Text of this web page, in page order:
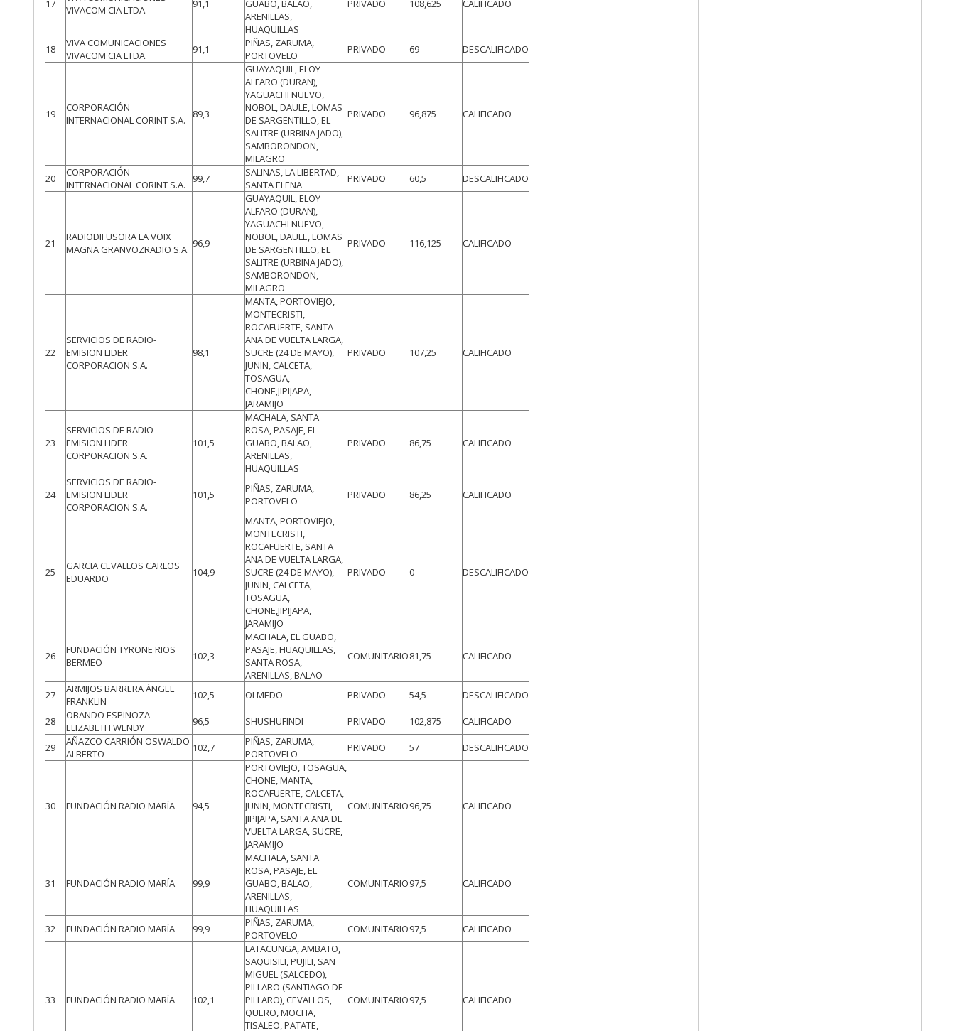
17
VIVACOM CIA LTDA.
91,1
GUABO, BALAO,
ARENILLAS,
HUAQUILLAS
PRIVADO 108,625 CALIFICADO
18
VIVA COMUNICACIONES
VIVACOM CIA LTDA.
91,1
PIÑAS, ZARUMA,
PORTOVELO
PRIVADO 69 DESCALIFICADO
19
CORPORACIÓN
INTERNACIONAL CORINT S.A.
89,3
GUAYAQUIL, ELOY
ALFARO (DURAN),
YAGUACHI NUEVO,
NOBOL, DAULE, LOMAS
DE SARGENTILLO, EL
SALITRE (URBINA JADO),
SAMBORONDON,
MILAGRO
PRIVADO 96,875 CALIFICADO
20
CORPORACIÓN
INTERNACIONAL CORINT S.A.
99,7
SALINAS, LA LIBERTAD,
SANTA ELENA
PRIVADO 60,5 DESCALIFICADO
21
RADIODIFUSORA LA VOIX
MAGNA GRANVOZRADIO S.A. 96,9
GUAYAQUIL, ELOY
ALFARO (DURAN),
YAGUACHI NUEVO,
NOBOL, DAULE, LOMAS
DE SARGENTILLO, EL
SALITRE (URBINA JADO),
SAMBORONDON,
MILAGRO
PRIVADO 116,125 CALIFICADO
22
SERVICIOS DE RADIO-
EMISION LIDER
CORPORACION S.A.
98,1
MANTA, PORTOVIEJO,
MONTECRISTI,
ROCAFUERTE, SANTA
ANA DE VUELTA LARGA,
SUCRE (24 DE MAYO),
JUNIN, CALCETA,
TOSAGUA,
CHONE,JIPIJAPA,
JARAMIJO
PRIVADO 107,25 CALIFICADO
23
SERVICIOS DE RADIO-
EMISION LIDER
CORPORACION S.A.
101,5
MACHALA, SANTA
ROSA, PASAJE, EL
GUABO, BALAO,
ARENILLAS,
HUAQUILLAS
PRIVADO 86,75 CALIFICADO
24
SERVICIOS DE RADIO-
EMISION LIDER
CORPORACION S.A.
101,5
PIÑAS, ZARUMA,
PORTOVELO
PRIVADO 86,25 CALIFICADO
25
GARCIA CEVALLOS CARLOS
EDUARDO
104,9
MANTA, PORTOVIEJO,
MONTECRISTI,
ROCAFUERTE, SANTA
ANA DE VUELTA LARGA,
SUCRE (24 DE MAYO),
JUNIN, CALCETA,
TOSAGUA,
CHONE,JIPIJAPA,
JARAMIJO
PRIVADO 0 DESCALIFICADO
26
FUNDACIÓN TYRONE RIOS
BERMEO
102,3
MACHALA, EL GUABO,
PASAJE, HUAQUILLAS,
SANTA ROSA,
ARENILLAS, BALAO
COMUNITARIO81,75 CALIFICADO
27
ARMIJOS BARRERA ÁNGEL
FRANKLIN
102,5 OLMEDO PRIVADO 54,5 DESCALIFICADO
28
OBANDO ESPINOZA
ELIZABETH WENDY
96,5 SHUSHUFINDI PRIVADO 102,875 CALIFICADO
29
AÑAZCO CARRIÓN OSWALDO
ALBERTO
102,7
PIÑAS, ZARUMA,
PORTOVELO
PRIVADO 57 DESCALIFICADO
30 FUNDACIÓN RADIO MARÍA 94,5
PORTOVIEJO, TOSAGUA,
CHONE, MANTA,
ROCAFUERTE, CALCETA,
JUNIN, MONTECRISTI,
JIPIJAPA, SANTA ANA DE
VUELTA LARGA, SUCRE,
JARAMIJO
COMUNITARIO96,75 CALIFICADO
31 FUNDACIÓN RADIO MARÍA 99,9
MACHALA, SANTA
ROSA, PASAJE, EL
GUABO, BALAO,
ARENILLAS,
HUAQUILLAS
COMUNITARIO97,5 CALIFICADO
32 FUNDACIÓN RADIO MARÍA 99,9
PIÑAS, ZARUMA,
PORTOVELO
COMUNITARIO97,5 CALIFICADO
33 FUNDACIÓN RADIO MARÍA 102,1
LATACUNGA, AMBATO,
SAQUISILI, PUJILI, SAN
MIGUEL (SALCEDO),
PILLARO (SANTIAGO DE
PILLARO), CEVALLOS,
QUERO, MOCHA,
TISALEO, PATATE,
COMUNITARIO97,5 CALIFICADO